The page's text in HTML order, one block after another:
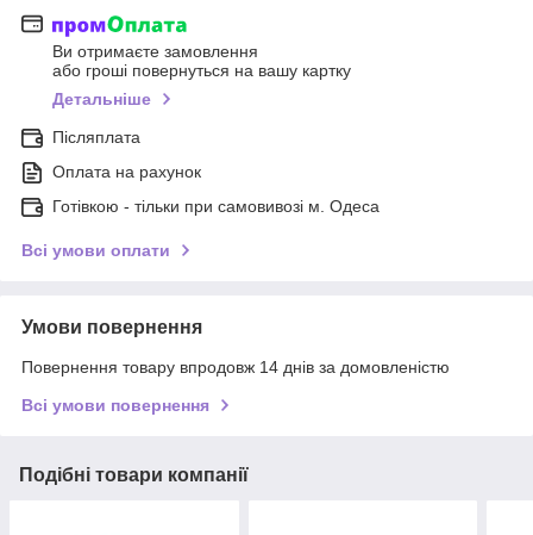
Ви отримаєте замовлення
або гроші повернуться на вашу картку
Детальніше
Післяплата
Оплата на рахунок
Готівкою - тільки при самовивозі м. Одеса
Всі умови оплати
Умови повернення
Повернення товару впродовж 14 днів за домовленістю
Всі умови повернення
Подібні товари компанії